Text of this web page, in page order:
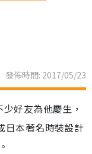
發佈時間: 2017/05/23
好友為他慶生，
日本著名時裝設計